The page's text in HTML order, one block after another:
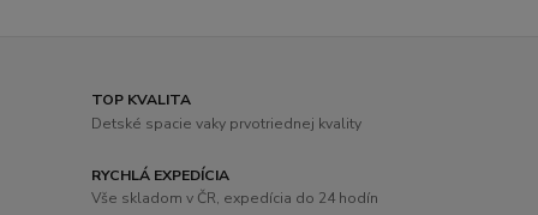
TOP KVALITA
Detské spacie vaky prvotriednej kvality
RYCHLÁ EXPEDÍCIA
Vše skladom v ČR, expedícia do 24 hodín